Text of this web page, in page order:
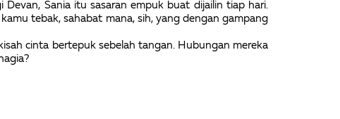
Devan, Sania itu sasaran empuk buat dijailin tiap hari.
tebak, sahabat mana, sih, yang dengan gampang
cinta bertepuk sebelah tangan. Hubungan mereka